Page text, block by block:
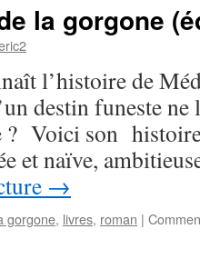
la gorgone
l’histoire de
destin funeste
? Voici son
et naïve,
→
gorgone, livres, roman |